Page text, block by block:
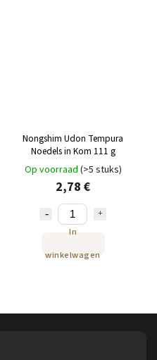
Nongshim Udon Tempura
Noedels in Kom 111 g
Op voorraad (>5 stuks)
2,78 €
In
winkelwagen